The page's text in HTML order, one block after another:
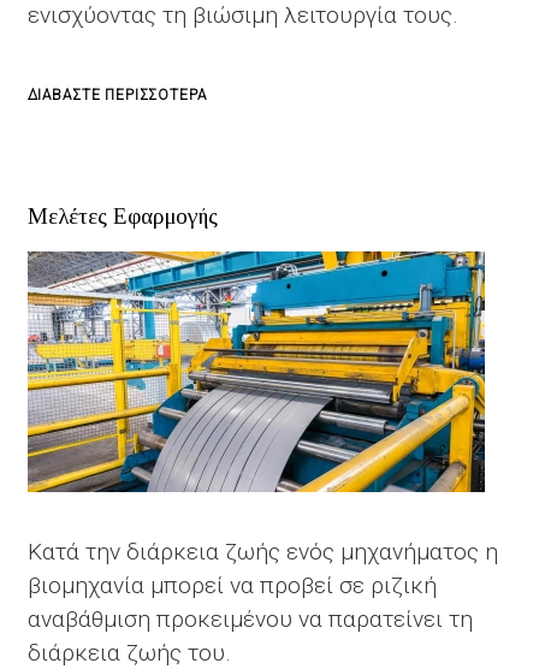
ενισχύοντας τη βιώσιμη λειτουργία τους.
ΔΙΑΒΆΣΤΕ ΠΕΡΙΣΣΌΤΕΡΑ
ΑΠΟΤΥΠΏΜΑΤΟΣ
(CARBON
FOOTPRINT)
Μελέτες Εφαρμογής
Κατά την διάρκεια ζωής ενός μηχανήματος η
βιομηχανία μπορεί να προβεί σε ριζική
αναβάθμιση προκειμένου να παρατείνει τη
διάρκεια ζωής του.